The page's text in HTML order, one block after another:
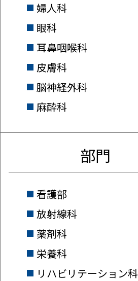
婦人科
眼科
耳鼻咽喉科
皮膚科
脳神経外科
麻酔科
部門
看護部
放射線科
薬剤科
栄養科
リハビリテーション科